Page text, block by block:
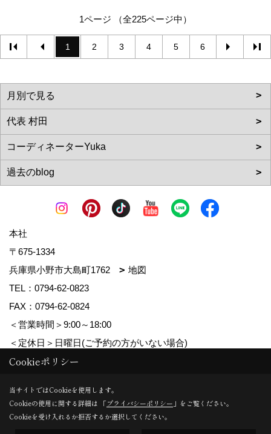
1ページ （全225ページ中）
1 2 3 4 5 6
本社
〒675-1334
兵庫県小野市大島町1762
地図
TEL： 0794-62-0823
FAX：0794-62-0824
＜営業時間＞9:00～18:00
＜定休日＞日曜日(ご予約の方がいない場合)
Copyright (c) MDhomes. All Rights Reserved.
Produced byゴデスクリエイト
Cookieポリシー
当サイトではCookieを使用します。
Cookieの使用に関する詳細は 「プライバシーポリシー 」をご覧ください。
Cookieを受け入れるか拒否するか選択してください。